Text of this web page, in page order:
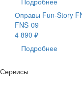
Оправы Fun-Story
FNS-09
4 890 ₽
Подробнее
Сервисы